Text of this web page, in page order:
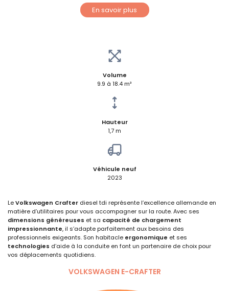
En savoir plus
Volume
9.9 à 18.4 m³
Hauteur
1,7 m
Véhicule neuf
2023
LeVolkswagen Crafter diesel tdi représente l’excellence allemande en
matière d’utilitaires pour vous accompagner sur la route. Avec ses
dimensions généreuses et sa capacité de chargement
impressionnante, il s’adapte parfaitement aux besoins des
professionnels exigeants. Son habitacle ergonomique et ses
technologies d’aide à la conduite en font un partenaire de choix pour
vos déplacements quotidiens.
VOLKSWAGEN E-CRAFTER